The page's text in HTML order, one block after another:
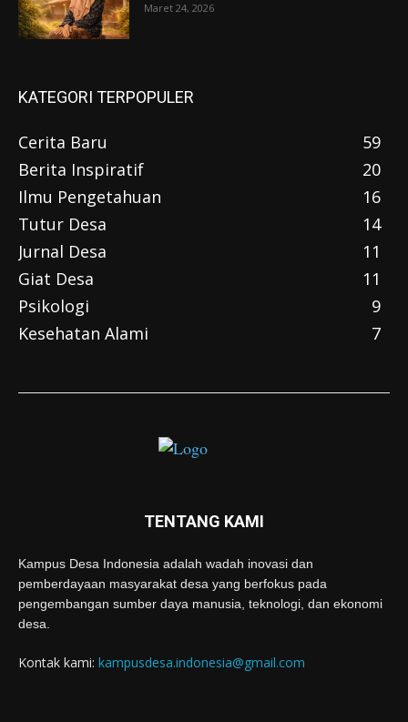
Maret 24, 2026
KATEGORI TERPOPULER
Cerita Baru
59
Berita Inspiratif
20
Ilmu Pengetahuan
16
Tutur Desa
14
Jurnal Desa
11
Giat Desa
11
Psikologi
9
Kesehatan Alami
7
TENTANG KAMI
Kampus Desa Indonesia adalah wadah inovasi dan
pemberdayaan masyarakat desa yang berfokus pada
pengembangan sumber daya manusia, teknologi, dan ekonomi
desa.
Kontak kami: kampusdesa.indonesia@gmail.com